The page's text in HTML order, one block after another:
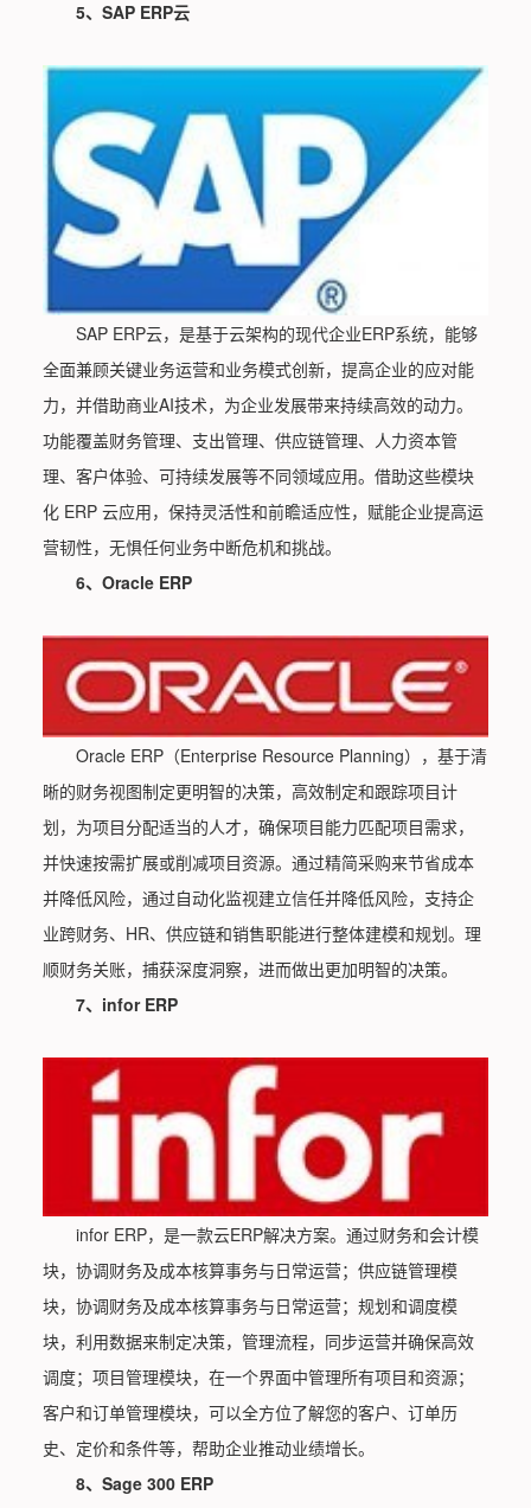
5、SAP ERP云
SAP ERP云，是基于云架构的现代企业ERP系统，能够
全面兼顾关键业务运营和业务模式创新，提高企业的应对能
力，并借助商业AI技术，为企业发展带来持续高效的动力。
功能覆盖财务管理、支出管理、供应链管理、人力资本管
理、客户体验、可持续发展等不同领域应用。借助这些模块
化 ERP 云应用，保持灵活性和前瞻适应性，赋能企业提高运
营韧性，无惧任何业务中断危机和挑战。
6、Oracle ERP
Oracle ERP（Enterprise Resource Planning），基于清
晰的财务视图制定更明智的决策，高效制定和跟踪项目计
划，为项目分配适当的人才，确保项目能力匹配项目需求，
并快速按需扩展或削减项目资源。通过精简采购来节省成本
并降低风险，通过自动化监视建立信任并降低风险，支持企
业跨财务、HR、供应链和销售职能进行整体建模和规划。理
顺财务关账，捕获深度洞察，进而做出更加明智的决策。
7、infor ERP
infor ERP，是一款云ERP解决方案。通过财务和会计模
块，协调财务及成本核算事务与日常运营；供应链管理模
块，协调财务及成本核算事务与日常运营；规划和调度模
块，利用数据来制定决策，管理流程，同步运营并确保高效
调度；项目管理模块，在一个界面中管理所有项目和资源；
客户和订单管理模块，可以全方位了解您的客户、订单历
史、定价和条件等，帮助企业推动业绩增长。
8、Sage 300 ERP